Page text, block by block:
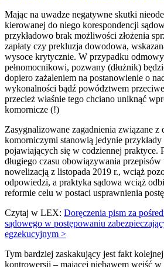
Mając na uwadze negatywne skutki
kierowanej do niego korespondencji
przykładowo brak możliwości złożenia
zapłaty czy prekluzja dowodowa,
wysoce krytycznie. W przypadku
pełnomocnikowi, pozwany (dłużnik)
dopiero zażaleniem na postanowienie o
wykonalności bądź powództwem
przecież właśnie tego chciano uniknąć
komornicze (!)
Zasygnalizowane zagadnienia związane z
komorniczymi stanowią jedynie
pojawiających się w codziennej praktyce.
długiego czasu obowiązywania
nowelizacją z listopada 2019 r., wciąż
odpowiedzi, a praktyka sądowa wciąż
reformie celu w postaci usprawnienia
Czytaj w LEX: Doręczenia pism za
sądowego w postępowaniu
egzekucyjnym >
Tym bardziej zaskakujący jest fakt
kontrowersji – mającej niebawem wejść